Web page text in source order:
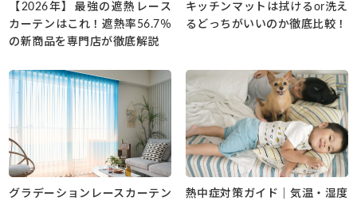
【2026年】最強の遮熱レース
カーテンはこれ！遮熱率56.7％
の新商品を専門店が徹底解説
キッチンマットは拭けるor洗え
るどっちがいいのか徹底比較！
グラデーションレースカーテン
熱中症対策ガイド｜気温・湿度